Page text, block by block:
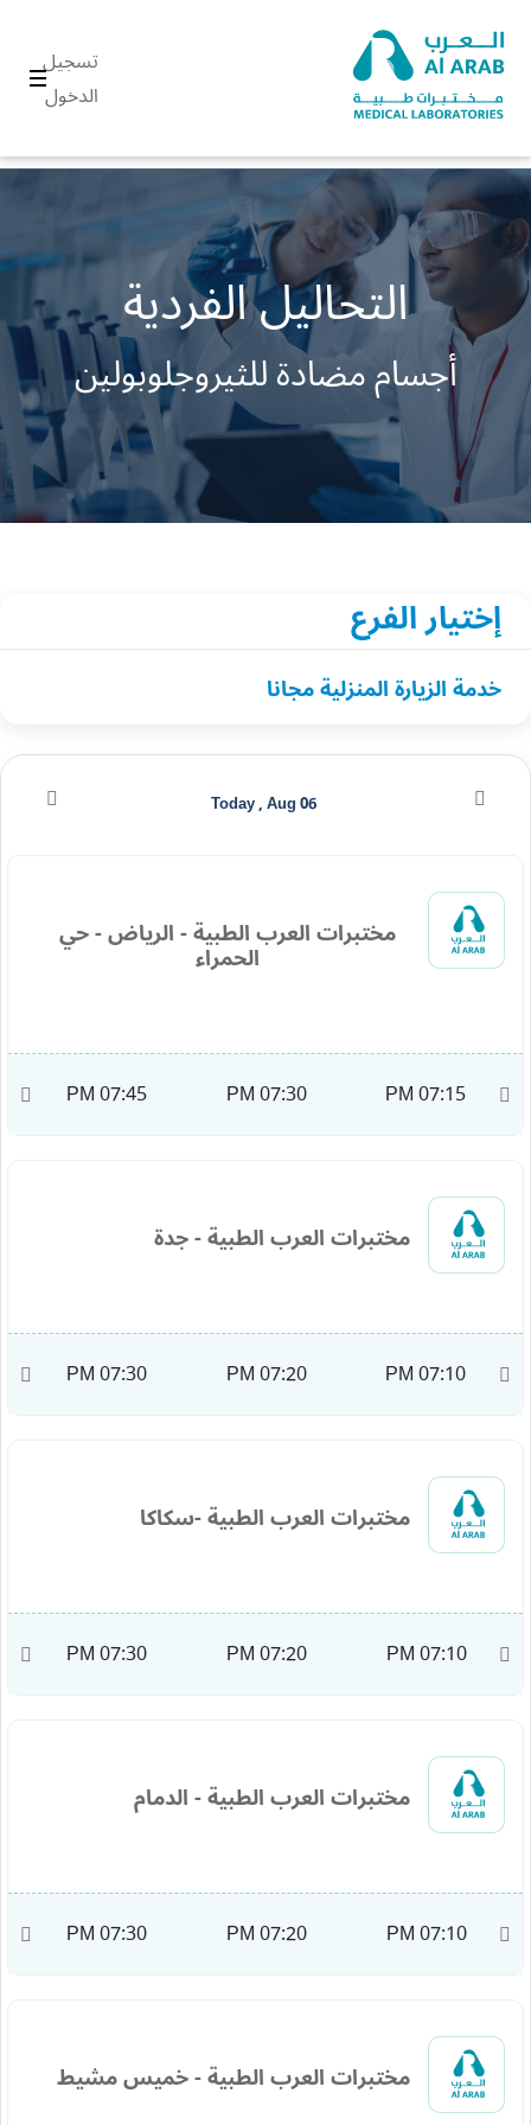
تسجيل
الدخول
التحاليل الفردية
أجسام مضادة للثيروجلوبولين
إختيار الفرع
خدمة الزيارة المنزلية مجانا
مختبرات العرب الطبية - الرياض - حي
الحمراء
07:15 PM
07:30 PM
07:45 PM
مختبرات العرب الطبية - جدة
07:10 PM
07:20 PM
07:30 PM
مختبرات العرب الطبية -سكاكا
07:10 PM
07:20 PM
07:30 PM
مختبرات العرب الطبية - الدمام
07:10 PM
07:20 PM
07:30 PM
مختبرات العرب الطبية - خميس مشيط